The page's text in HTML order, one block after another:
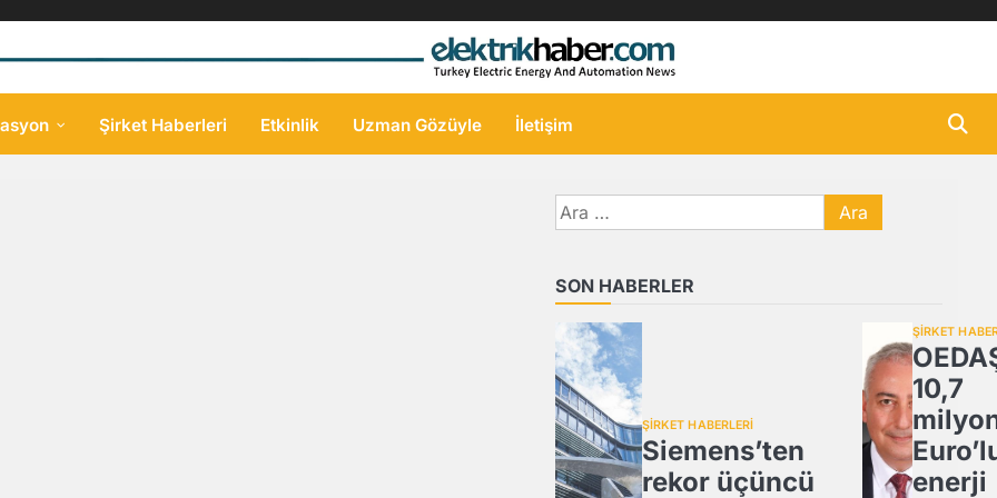
Şirket Haberleri Etkinlik Uzman Gözüyle İletişim
Arama:
SON HABERLER
ŞİRKET HABERLERİ
Siemens’ten
rekor üçüncü
ŞİRKET
10,7
enerji